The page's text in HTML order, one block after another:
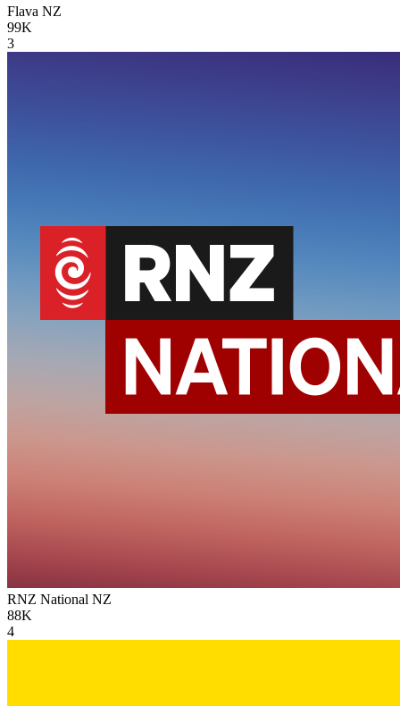
Flava NZ
99K
3
RNZ National NZ
88K
4